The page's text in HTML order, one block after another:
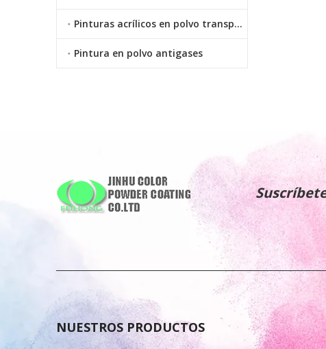
Pinturas acrílicos en polvo transparente
Pintura en polvo antigases
NUESTROS PRODUCTOS